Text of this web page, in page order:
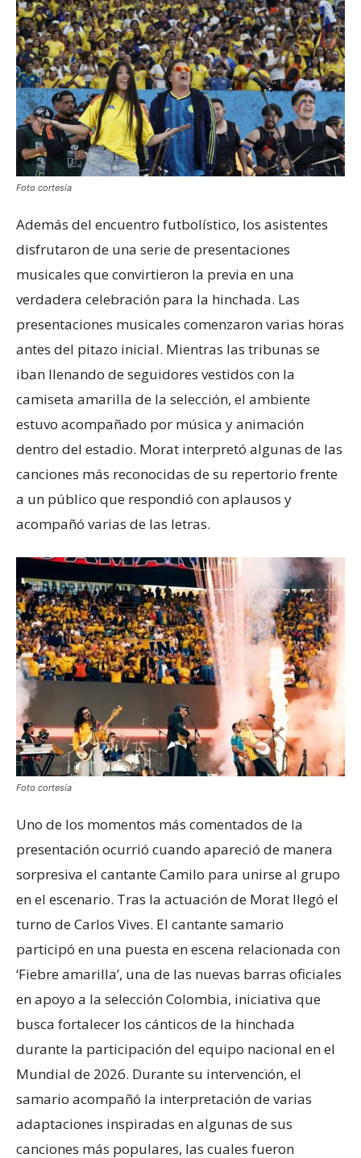
Foto cortesía
Además del encuentro futbolístico, los asistentes
disfrutaron de una serie de presentaciones
musicales que convirtieron la previa en una
verdadera celebración para la hinchada. Las
presentaciones musicales comenzaron varias horas
antes del pitazo inicial. Mientras las tribunas se
iban llenando de seguidores vestidos con la
camiseta amarilla de la selección, el ambiente
estuvo acompañado por música y animación
dentro del estadio. Morat interpretó algunas de las
canciones más reconocidas de su repertorio frente
a un público que respondió con aplausos y
acompañó varias de las letras.
Foto cortesía
Uno de los momentos más comentados de la
presentación ocurrió cuando apareció de manera
sorpresiva el cantante Camilo para unirse al grupo
en el escenario. Tras la actuación de Morat llegó el
turno de Carlos Vives. El cantante samario
participó en una puesta en escena relacionada con
‘Fiebre amarilla’, una de las nuevas barras oficiales
en apoyo a la selección Colombia, iniciativa que
busca fortalecer los cánticos de la hinchada
durante la participación del equipo nacional en el
Mundial de 2026. Durante su intervencïón, el
samario acompañó la interpretación de varias
adaptaciones inspiradas en algunas de sus
canciones más populares, las cuales fueron